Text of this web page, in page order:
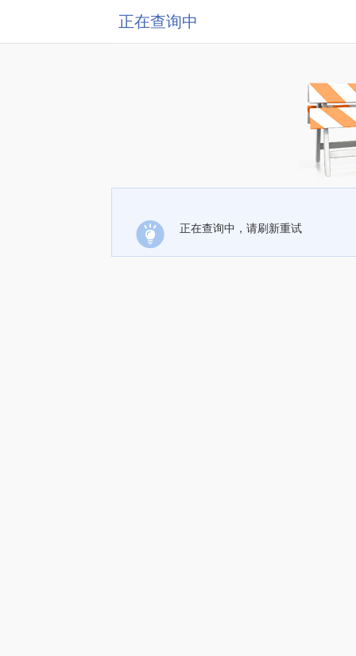
正在查询中
正在查询中，请刷新重试